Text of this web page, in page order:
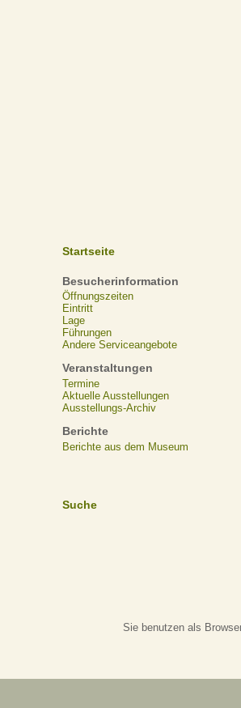
Startseite
Besucherinformation
Öffnungszeiten
Eintritt
Lage
Führungen
Andere Serviceangebote
Veranstaltungen
Termine
Aktuelle Ausstellungen
Ausstellungs-Archiv
Berichte
Berichte aus dem Museum
Suche
Sie benutzen als